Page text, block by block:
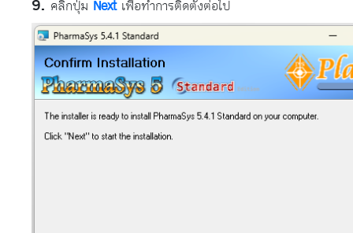
คลิกปุ่ม Nextเพื่อทำการติดตั้งต่อไป